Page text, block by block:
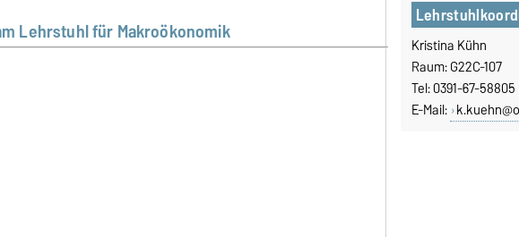
Lehrstuhl für Makroökonomik
Kristina Kühn
Raum: G22C-107
Tel: 0391-67-58805
E-Mail: